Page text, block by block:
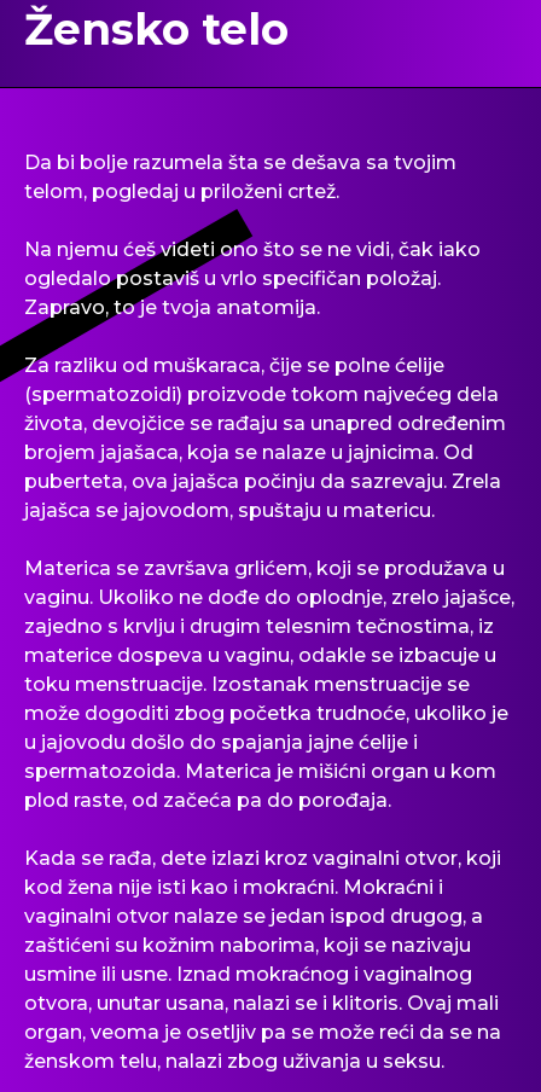
Žensko telo
Da bi bolje razumela šta se dešava sa tvojim
telom, pogledaj u priloženi crtež.
Na njemu ćeš videti ono što se ne vidi, čak iako
ogledalo postaviš u vrlo specifičan položaj.
Zapravo, to je tvoja anatomija.
Za razliku od muškaraca, čije se polne ćelije
(spermatozoidi) proizvode tokom najvećeg dela
života, devojčice se rađaju sa unapred određenim
brojem jajašaca, koja se nalaze u jajnicima. Od
puberteta, ova jajašca počinju da sazrevaju. Zrela
jajašca se jajovodom, spuštaju u matericu.
Materica se završava grlićem, koji se produžava u
vaginu. Ukoliko ne dođe do oplodnje, zrelo jajašce,
zajedno s krvlju i drugim telesnim tečnostima, iz
materice dospeva u vaginu, odakle se izbacuje u
toku menstruacije. Izostanak menstruacije se
može dogoditi zbog početka trudnoće, ukoliko je
u jajovodu došlo do spajanja jajne ćelije i
spermatozoida. Materica je mišićni organ u kom
plod raste, od začeća pa do porođaja.
Kada se rađa, dete izlazi kroz vaginalni otvor, koji
kod žena nije isti kao i mokraćni. Mokraćni i
vaginalni otvor nalaze se jedan ispod drugog, a
zaštićeni su kožnim naborima, koji se nazivaju
usmine ili usne. Iznad mokraćnog i vaginalnog
otvora, unutar usana, nalazi se i klitoris. Ovaj mali
organ, veoma je osetljiv pa se može reći da se na
ženskom telu, nalazi zbog uživanja u seksu.